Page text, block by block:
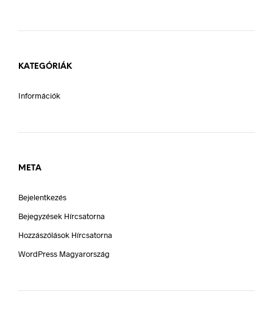
KATEGÓRIÁK
Információk
META
Bejelentkezés
Bejegyzések Hírcsatorna
Hozzászólások Hírcsatorna
WordPress Magyarország